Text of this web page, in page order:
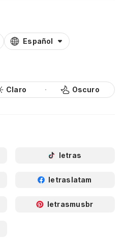
Español
Claro Oscuro
letras
letraslatam
letrasmusbr